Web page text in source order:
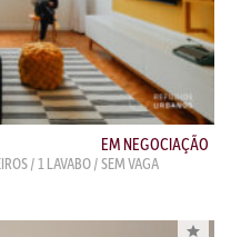
EM NEGOCIAÇÃO
/ 1 LAVABO / SEM VAGA